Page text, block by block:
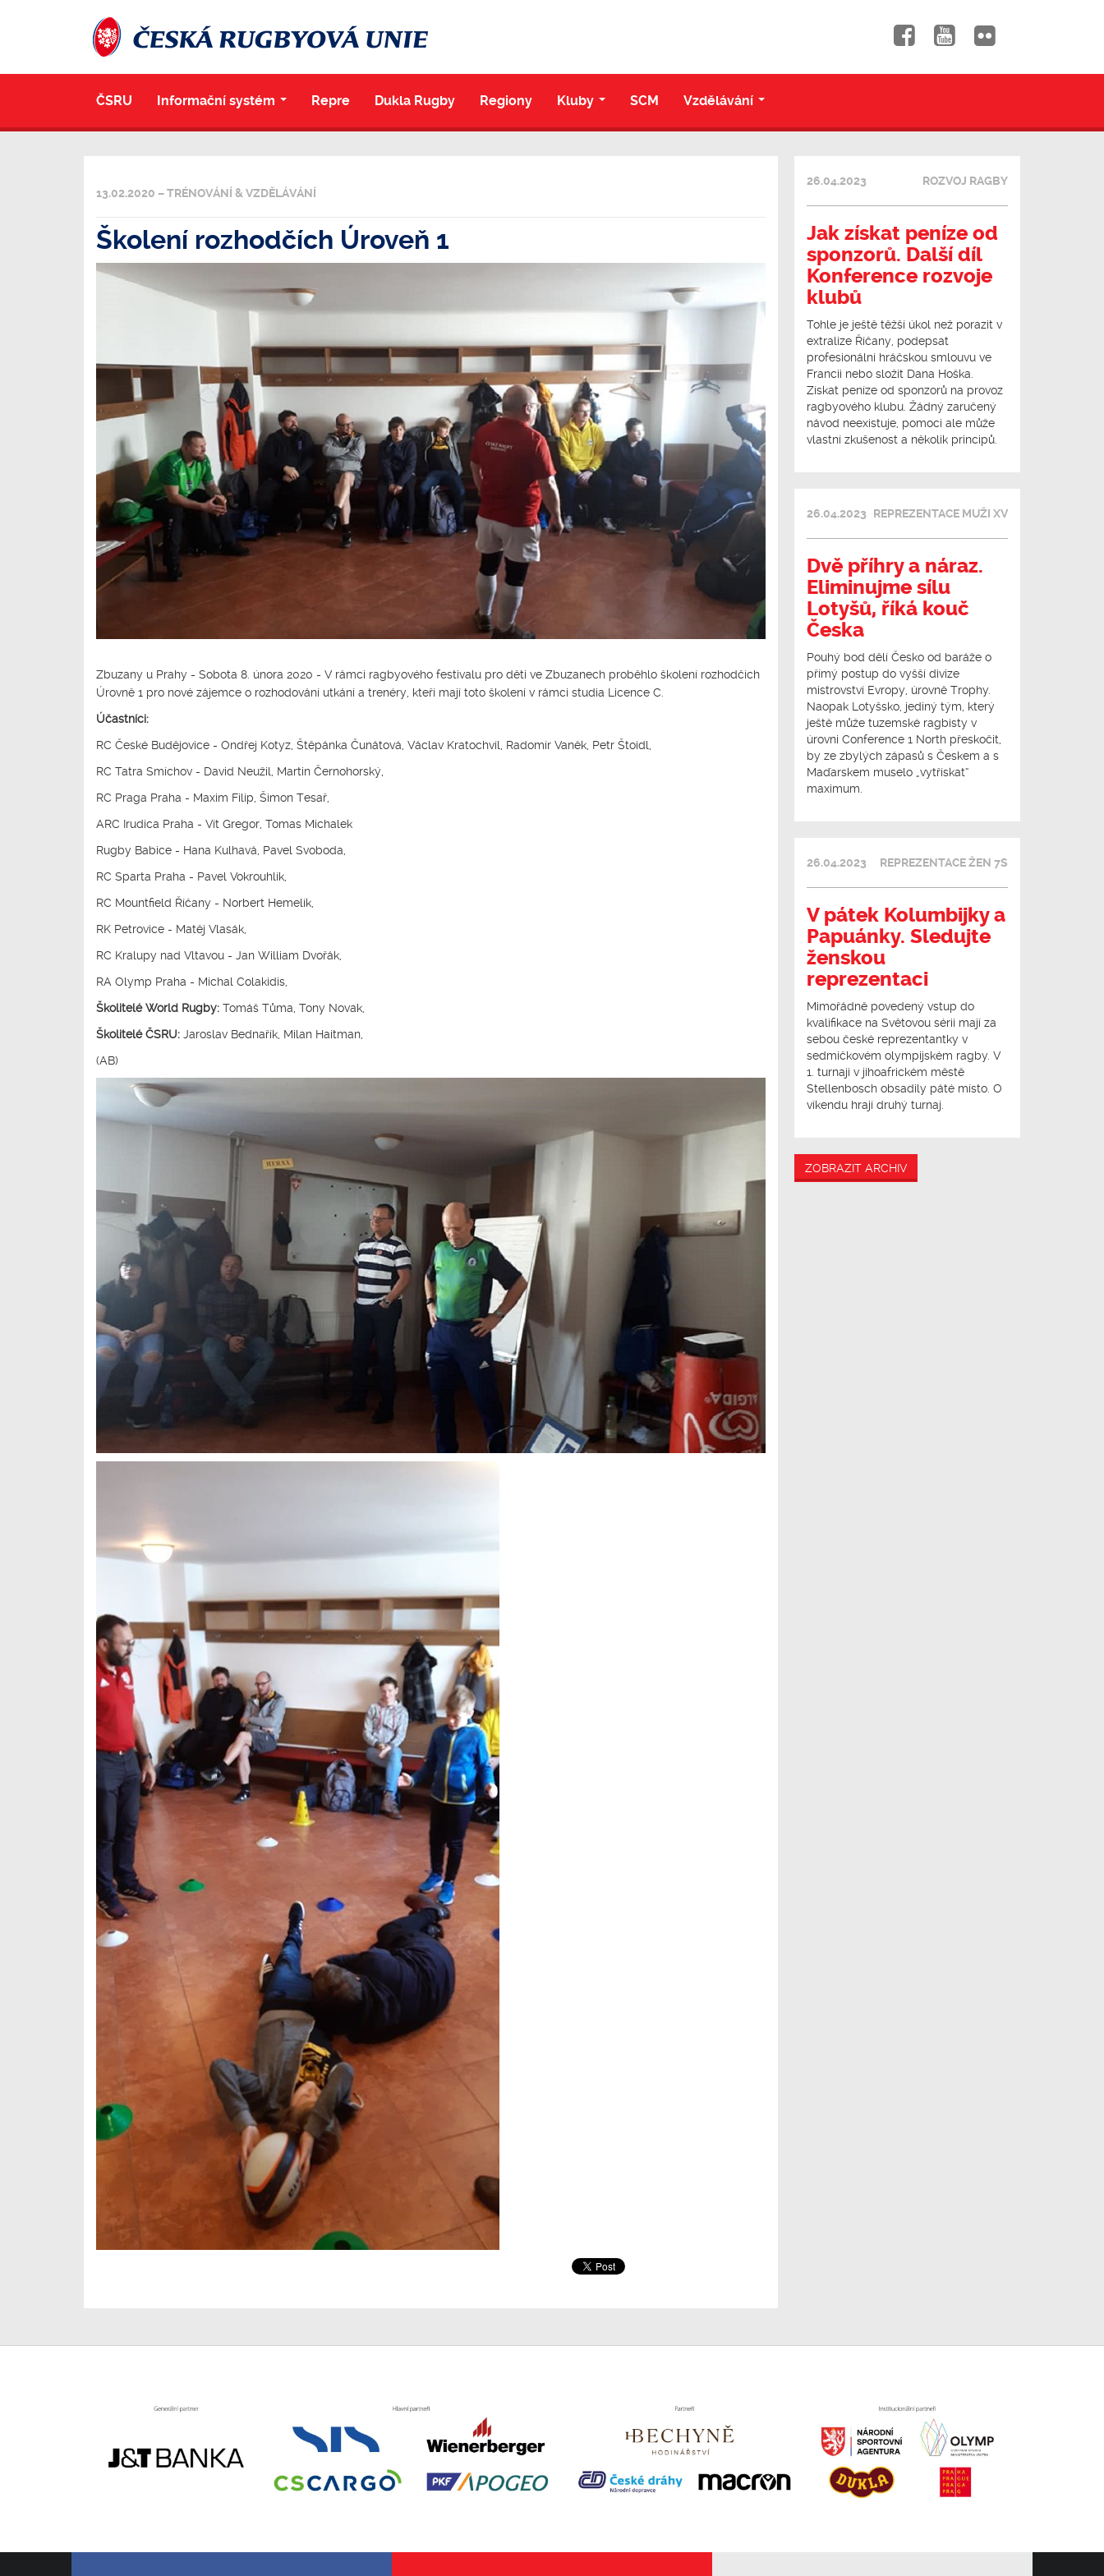
ČSRU Informační systém Repre Dukla Rugby Regiony Kluby SCM Vzdělávání
13.02.2020 – TRÉNOVÁNÍ & VZDĚLÁVÁNÍ
Školení rozhodčích Úroveň 1
Zbuzany u Prahy - Sobota 8. února 2020 - V rámci ragbyového festivalu pro děti ve Zbuzanech proběhlo školení rozhodčích
Úrovně 1 pro nové zájemce o rozhodování utkání a trenéry, kteří mají toto školení v rámci studia Licence C.
Účastníci:
RC České Budějovice - Ondřej Kotyz, Štěpánka Čunátová, Václav Kratochvíl, Radomír Vaněk, Petr Štoidl,
RC Tatra Smíchov - David Neužil, Martin Černohorský,
RC Praga Praha - Maxim Filip, Šimon Tesař,
ARC Irudica Praha - Vít Gregor, Tomas Michalek
Rugby Babice - Hana Kulhavá , Pavel Svoboda
RC Sparta Praha - Pavel Vokrouhlík,
RC Mountfield Říčany - Norbert Hemelík
RK Petrovice - Matěj Vlasák,
RC Kralupy nad Vltavou - Jan William Dvořák
RA Olymp Praha - Michal Colakidis
Školitelé World Rugby: Tomáš Tůma, Tony Novak,
Školitelé ČSRU: Jaroslav Bednařík, Milan Haitman,
(AB)
26.04.2023 ROZVOJ RAGBY
Jak získat peníze od
sponzorů. Další díl
Konference rozvoje
klubů
Tohle je ještě těžší úkol než porazit v
extralize Říčany, podepsat
profesionální hráčskou smlouvu ve
Francii nebo složit Dana Hoška.
Získat peníze od sponzorů na provoz
ragbyového klubu. Žádný zaručený
návod neexistuje, pomoci ale může
vlastní zkušenost a několik principů.
26.04.2023 REPREZENTACE MUŽI XV
Dvě příhry a náraz.
Eliminujme sílu
Lotyšů, říká kouč
Česka
Pouhý bod dělí Česko od baráže o
přímý postup do vyšší divize
mistrovství Evropy, úrovně Trophy.
Naopak Lotyšsko, jediný tým, který
ještě může tuzemské ragbisty v
úrovni Conference 1 North přeskočit,
by ze zbylých zápasů s Českem a s
Maďarskem muselo „vytřískat“
maximum.
26.04.2023 REPREZENTACE ŽEN 7S
V pátek Kolumbijky a
Papuánky. Sledujte
ženskou
reprezentaci
Mimořádně povedený vstup do
kvalifikace na Světovou sérii mají za
sebou české reprezentantky v
sedmičkovém olympijském ragby. V
1. turnaji v jihoafrickém městě
Stellenbosch obsadily páté místo. O
víkendu hrají druhý turnaj.
ZOBRAZIT ARCHIV